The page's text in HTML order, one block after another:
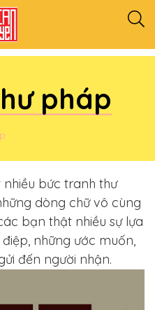
pháp
bức tranh thư
dòng chữ vô cùng
bạn thật nhiều sự lựa
những ước muốn,
đến người nhận.